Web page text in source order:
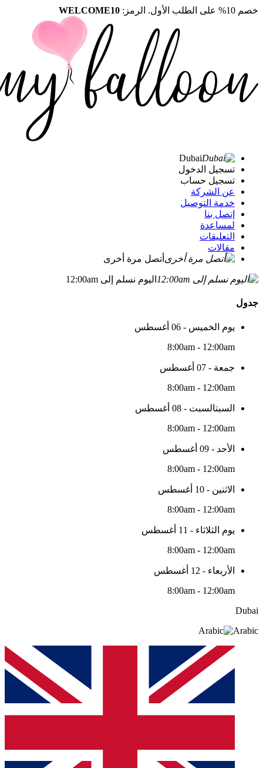
خصم 10% على الطلب الأول. الرمز: WELCOME10
Dubai
تسجيل الدخول
تسجيل حساب
عن الشركة
خدمة التوصيل
إتصل بنا
لمساعدة
التعليقات
مقالات
أتصل مرة أخرى
اليوم نسلم إلى 12:00am
جدول
يوم الخميس - 06 أغسطس
8:00am - 12:00am
جمعة - 07 أغسطس
8:00am - 12:00am
السبتالسبت - 08 أغسطس
8:00am - 12:00am
الأحد - 09 أغسطس
8:00am - 12:00am
الاثنين - 10 أغسطس
8:00am - 12:00am
يوم الثلاثاء - 11 أغسطس
8:00am - 12:00am
الأربعاء - 12 أغسطس
8:00am - 12:00am
Dubai
Arabic